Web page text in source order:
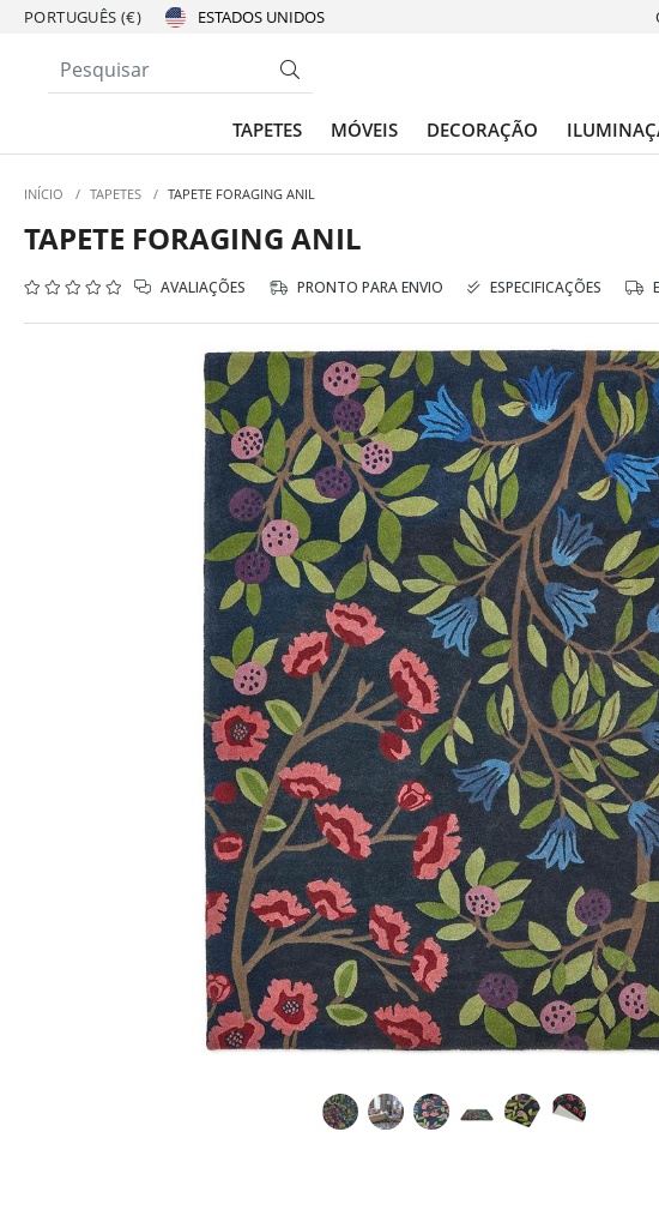
PORTUGUÊS (€)
TAPETES MÓVEIS DECORAÇÃO
INÍCIO / TAPETES / TAPETE FORAGING ANIL
TAPETE FORAGING ANIL
AVALIAÇÕES PRONTO PARA ENVIO ESPECIFICAÇÕES